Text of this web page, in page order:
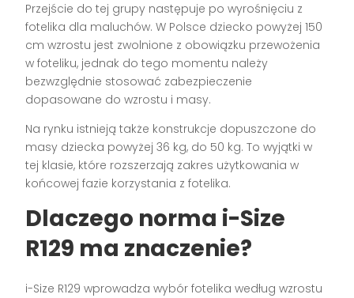
Przejście do tej grupy następuje po wyrośnięciu z
fotelika dla maluchów. W Polsce dziecko powyżej 150
cm wzrostu jest zwolnione z obowiązku przewożenia
w foteliku, jednak do tego momentu należy
bezwzględnie stosować zabezpieczenie
dopasowane do wzrostu i masy.
Na rynku istnieją także konstrukcje dopuszczone do
masy dziecka powyżej 36 kg, do 50 kg. To wyjątki w
tej klasie, które rozszerzają zakres użytkowania w
końcowej fazie korzystania z fotelika.
Dlaczego norma i-Size
R129 ma znaczenie?
i-Size R129 wprowadza wybór fotelika według wzrostu